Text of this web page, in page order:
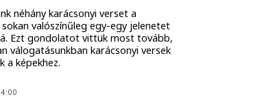
néhány karácsonyi verset a
valószínűleg egy-egy jelenetet
Ezt gondolatot vittük most tovább,
válogatásunkban karácsonyi versek
képekhez.